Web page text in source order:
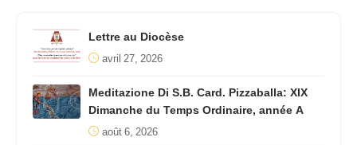
Lettre au Diocèse
avril 27, 2026
Meditazione Di S.B. Card. Pizzaballa: XIX
Dimanche du Temps Ordinaire, année A
août 6, 2026